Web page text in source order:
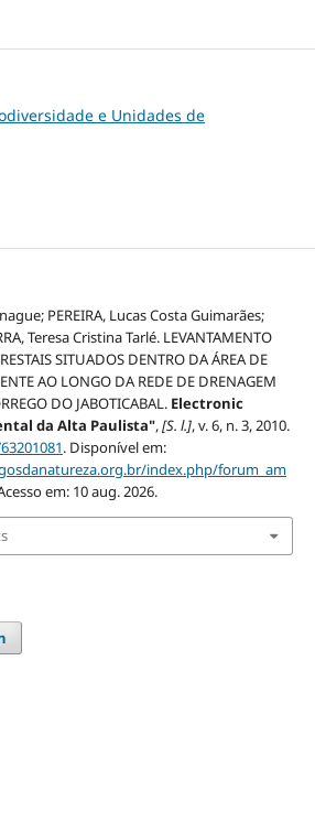
e Unidades de
PEREIRA, Lucas Costa Guimarães;
Teresa Cristina Tarlé. LEVANTAMENTO
SITUADOS DENTRO DA ÁREA DE
AO LONGO DA REDE DE DRENAGEM
DO JABOTICABAL. Electronic
da Alta Paulista",[S. l.], v. 6, n. 3, 2010.
. Disponível em:
index.php/forum_am
em: 10 aug. 2026.